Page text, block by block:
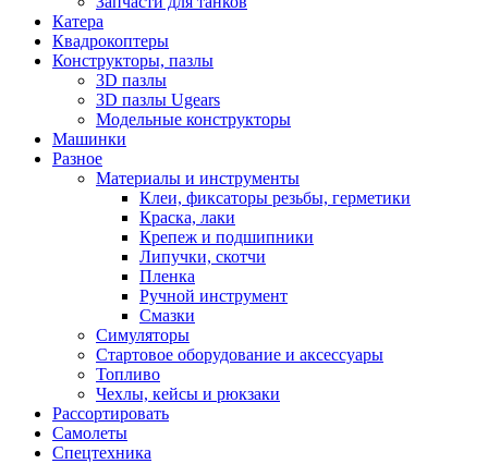
Катера
Квадрокоптеры
Конструкторы, пазлы
3D пазлы
3D пазлы Ugears
Модельные конструкторы
Машинки
Разное
Материалы и инструменты
Клеи, фиксаторы резьбы, герметики
Краска, лаки
Крепеж и подшипники
Липучки, скотчи
Пленка
Ручной инструмент
Смазки
Симуляторы
Стартовое оборудование и аксессуары
Топливо
Чехлы, кейсы и рюкзаки
Рассортировать
Самолеты
Спецтехника